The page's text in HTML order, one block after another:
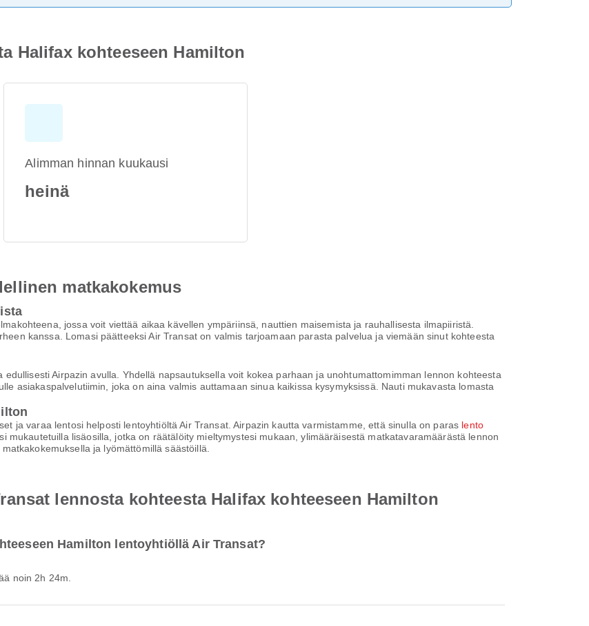
Halifax kohteeseen Hamilton
Alimman hinnan kuukausi
heinä
matkakokemus
jossa voit viettää aikaa kävellen ympäriinsä, nauttien maisemista ja rauhallisesta ilmapiiristä.
kanssa. Lomasi päätteeksi Air Transat on valmis tarjoamaan parasta palvelua ja viemään sinut kohteesta
Airpazin avulla. Yhdellä napsautuksella voit kokea parhaan ja unohtumattomimman lennon kohteesta
asiakaspalvelutiimin, joka on aina valmis auttamaan sinua kaikissa kysymyksissä. Nauti mukavasta lomasta
ja varaa lentosi helposti lentoyhtiöltä Air Transat. Airpazin kautta varmistamme, että sinulla on paras lento
mukautetuilla lisäosilla, jotka on räätälöity mieltymystesi mukaan, ylimääräisestä matkatavaramäärästä lennon
ja lyömättömillä säästöillä.
lennosta kohteesta Halifax kohteeseen Hamilton
Hamilton lentoyhtiöllä Air Transat?
noin 2h 24m.